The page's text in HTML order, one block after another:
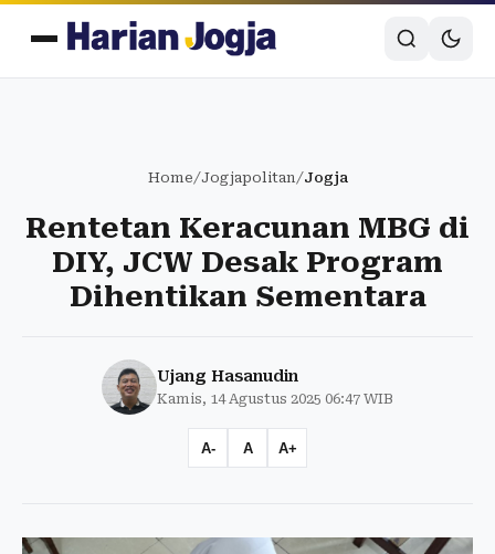
Home/Jogjapolitan/Jogja
Rentetan Keracunan MBG di
DIY, JCW Desak Program
Dihentikan Sementara
Ujang Hasanudin
Kamis, 14 Agustus 2025 06:47 WIB
A- A A+